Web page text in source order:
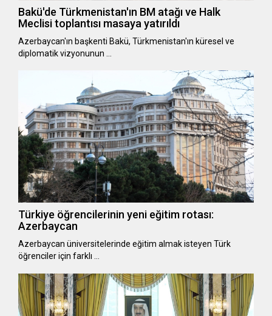
Bakü'de Türkmenistan'ın BM atağı ve Halk
Meclisi toplantısı masaya yatırıldı
Azerbaycan'ın başkenti Bakü, Türkmenistan'ın küresel ve
diplomatik vizyonunun …
Türkiye öğrencilerinin yeni eğitim rotası:
Azerbaycan
Azerbaycan üniversitelerinde eğitim almak isteyen Türk
öğrenciler için farklı …